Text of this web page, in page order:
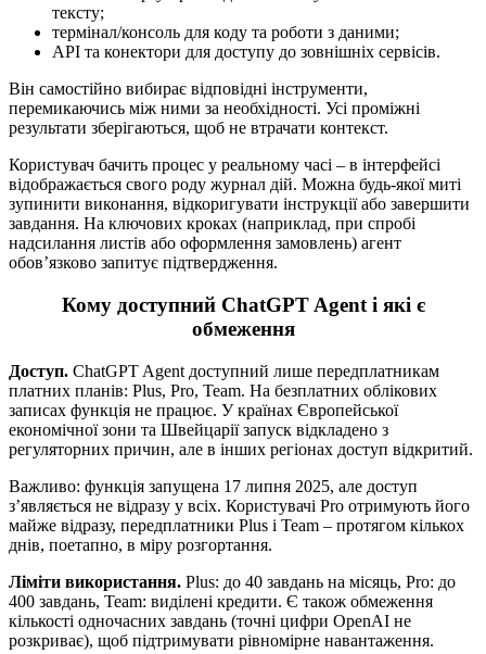
тексту;
термінал/консоль для коду та роботи з даними;
API та конектори для доступу до зовнішніх сервісів.
Він самостійно вибирає відповідні інструменти,
перемикаючись між ними за необхідності. Усі проміжні
результати зберігаються, щоб не втрачати контекст.
Користувач бачить процес у реальному часі – в інтерфейсі
відображається свого роду журнал дій. Можна будь-якої миті
зупинити виконання, відкоригувати інструкції або завершити
завдання. На ключових кроках (наприклад, при спробі
надсилання листів або оформлення замовлень) агент
обов’язково запитує підтвердження.
Кому доступний ChatGPT Agent і які є
обмеження
Доступ. ChatGPT Agent доступний лише передплатникам
платних планів: Plus, Pro, Team. На безплатних облікових
записах функція не працює. У країнах Європейської
економічної зони та Швейцарії запуск відкладено з
регуляторних причин, але в інших регіонах доступ відкритий.
Важливо: функція запущена 17 липня 2025, але доступ
з’являється не відразу у всіх. Користувачі Pro отримують його
майже відразу, передплатники Plus і Team – протягом кількох
днів, поетапно, в міру розгортання.
Ліміти використання. Plus: до 40 завдань на місяць, Pro: до
400 завдань, Team: виділені кредити. Є також обмеження
кількості одночасних завдань (точні цифри OpenAI не
розкриває), щоб підтримувати рівномірне навантаження.